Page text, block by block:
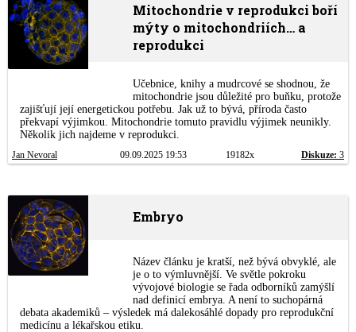
Mitochondrie v reprodukci boří
mýty o mitochondriích… a
reprodukci
Učebnice, knihy a mudrcové se shodnou, že
mitochondrie jsou důležité pro buňku, protože
zajišťují její energetickou potřebu. Jak už to bývá, příroda často
překvapí výjimkou. Mitochondrie tomuto pravidlu výjimek neunikly.
Několik jich najdeme v reprodukci.
Jan Nevoral 09.09.2025 19:53 19182x Diskuze: 3
Embryo
Název článku je kratší, než bývá obvyklé, ale
je o to výmluvnější. Ve světle pokroku
vývojové biologie se řada odborníků zamýšlí
nad definicí embrya. A není to suchopárná
debata akademiků – výsledek má dalekosáhlé dopady pro reprodukční
medicínu a lékařskou etiku.